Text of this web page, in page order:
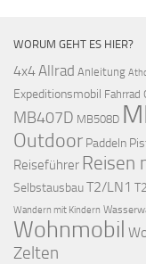
WORUM GEHT ES HIER?
4x4 Allrad Anleitung
Expeditionsmobil Fahrrad
MB407D MB508D
Outdoor Paddeln
Reiseführer Reisen
SelbstausbauT2/LN1
Wandern mit Kindern
Wohnmobil
Zelten